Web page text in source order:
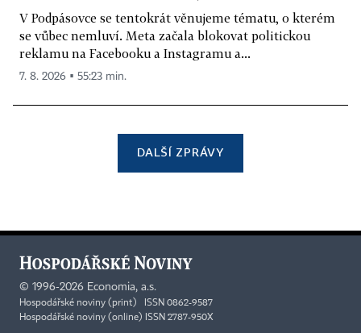
V Podpásovce se tentokrát věnujeme tématu, o kterém
se vůbec nemluví. Meta začala blokovat politickou
reklamu na Facebooku a Instagramu a...
7. 8. 2026 ▪ 55:23 min.
DALŠÍ ZPRÁVY
© 1996-2026 Economia, a.s.
Hospodářské noviny (print) ISSN 0862-9587
Hospodářské noviny (online) ISSN 2787-950X